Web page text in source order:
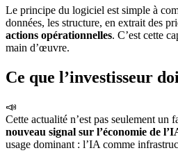
Le principe du logiciel est simple à
données, les structure, en extrait des
actions opérationnelles. C’est cette
main d’œuvre.
Ce que l’investisseur
📣
Cette actualité n’est pas seulement un
nouveau signal sur l’économie de
usage dominant : l’IA comme